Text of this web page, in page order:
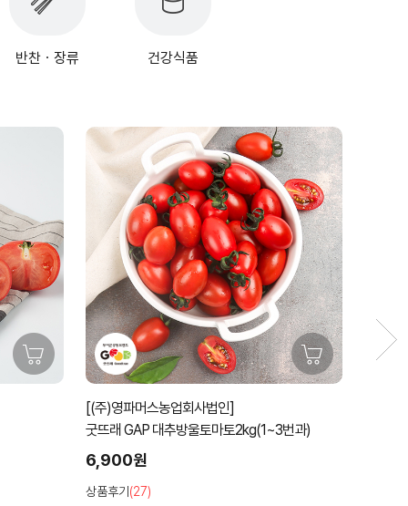
반찬ㆍ장류 건강식품
[(주)영파머스농업회사법인]
굿뜨래 GAP 대추방울토마토2kg(1~3번과)
6,900원
상품후기 (27)